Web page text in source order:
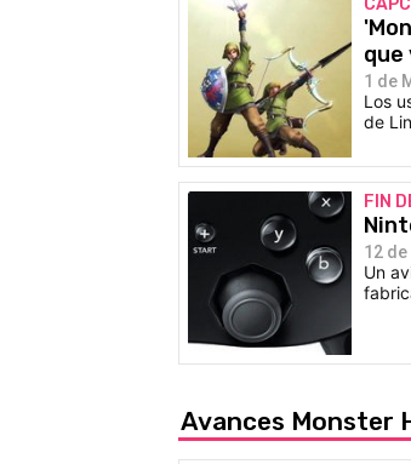
que
1 de
Los
de
FIN
12
Un
Avances Monster